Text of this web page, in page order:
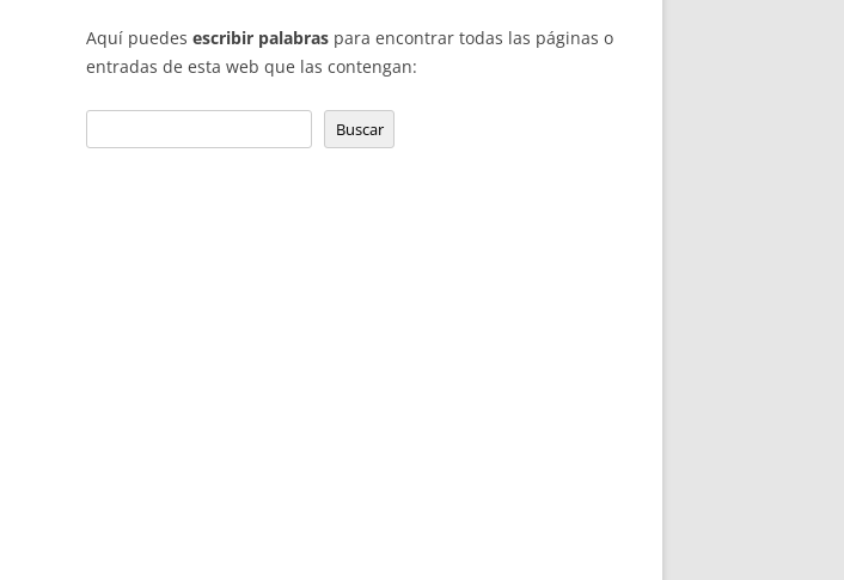
Aquí puedesescribir palabras para encontrar todas las páginas o
entradas de esta web que las contengan:
u
Buscar